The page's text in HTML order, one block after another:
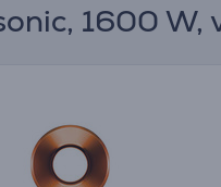
1600 W,